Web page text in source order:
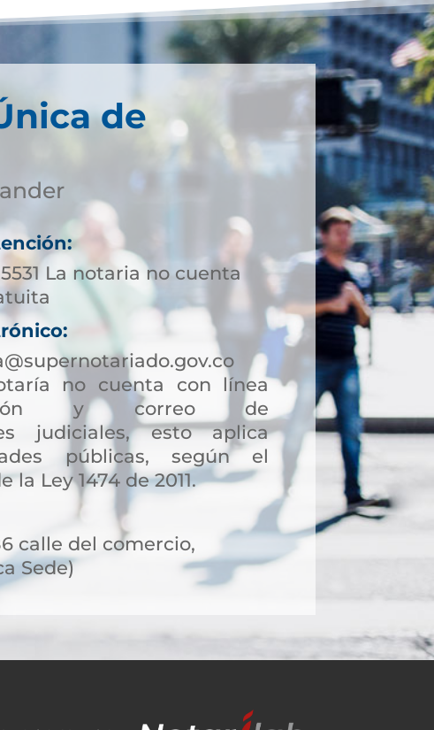
de
La notaria no cuenta
no cuenta con línea
y correo de
judiciales, esto aplica
públicas, según el
la Ley 1474 de 2011.
calle del comercio,
Sede)